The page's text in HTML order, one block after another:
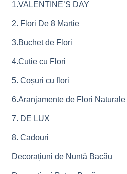
1.VALENTINE’S DAY
2. Flori De 8 Martie
3.Buchet de Flori
4.Cutie cu Flori
5. Coșuri cu flori
6.Aranjamente de Flori Naturale
7. DE LUX
8. Cadouri
Decorațiuni de Nuntă Bacău